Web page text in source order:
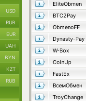
EliteObmen
BTC2Pay
ObmenoFF
Dynasty-Pay
W-Box
CoinUp
FastEx
ВсемОбмен
TroyChange
USD
RUB
EUR
UAH
BYN
KZT
RUB